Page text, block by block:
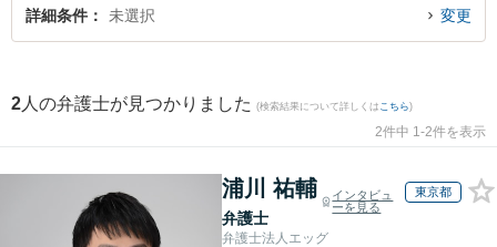
詳細条件 未選択 変更
2 人の弁護士が見つかりました (検索結果について詳しくは こちら)
2件中 1-2件を表示
浦川 祐輔
弁護士
インタビュ
ーを見る
東京都
弁護士法人エッグ